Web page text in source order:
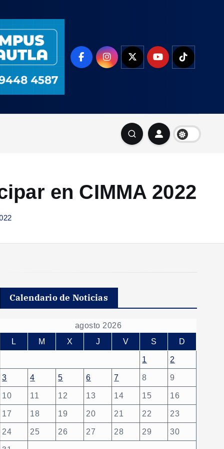
en CIMMA 2022
Calendario de Noticias
agosto 2026
L
M X J V S D
1 2
3 4 5 6 7 8 9
10 11 12 13 14 15 16
17 18 19 20 21 22 23
24 25 26 27 28 29 30